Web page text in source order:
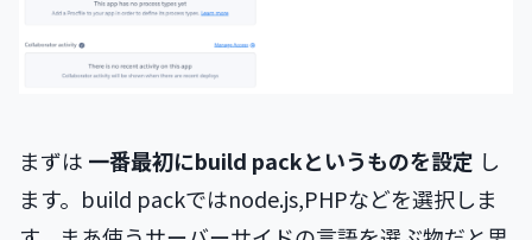
まずは 一番最初にbuild packというものを設定 し
ます。build packではnode.js,PHPなどを選択しま